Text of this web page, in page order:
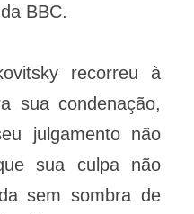
BBC.
recorreu à
sua condenação,
julgamento não
sua culpa não
sem sombra de